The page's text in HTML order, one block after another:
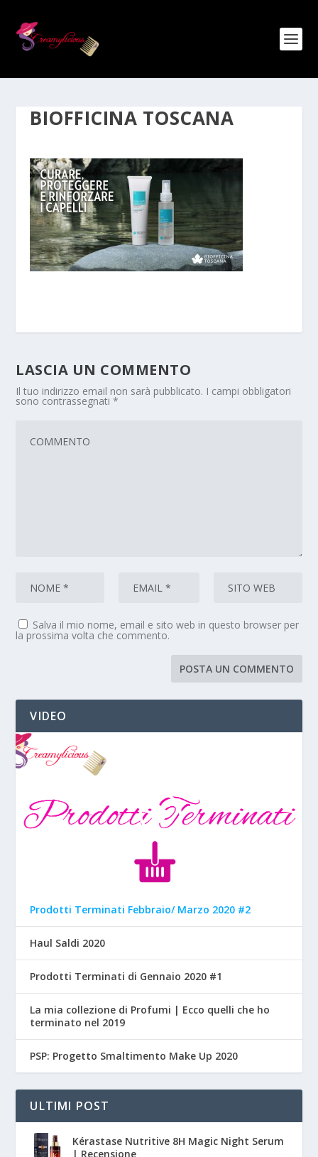
BIOFFICINA TOSCANA
LASCIA UN COMMENTO
Il tuo indirizzo email non sarà pubblicato. I campi obbligatori
sono contrassegnati*
Salva il mio nome, email e sito web in questo browser per
la prossima volta che commento.
VIDEO
Prodotti Terminati Febbraio/ Marzo 2020 #2
Haul Saldi 2020
Prodotti Terminati di Gennaio 2020 #1
La mia collezione di Profumi | Ecco quelli che ho
terminato nel 2019
PSP: Progetto Smaltimento Make Up 2020
ULTIMI POST
Kérastase Nutritive 8H Magic Night Serum
| Recensione